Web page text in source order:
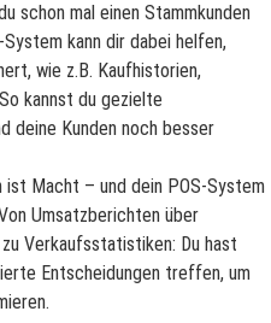
schon mal einen Stammkunden
kann dir dabei helfen,
wie z.B. Kaufhistorien,
kannst du gezielte
deine Kunden noch besser
ist Macht – und dein POS-System
Umsatzberichten über
Verkaufsstatistiken: Du hast
Entscheidungen treffen, um